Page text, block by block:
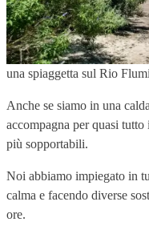
una spiaggetta sul Rio
Anche se siamo in una
accompagna per quasi
più sopportabili.
Noi abbiamo impiegato in
calma e facendo diverse
ore.